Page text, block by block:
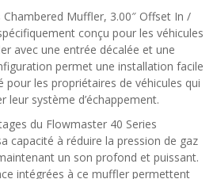
Muffler, 3.00″ Offset In /
conçu pour les véhicules
avec une entrée décalée et une
permet une installation facile
pour les propriétaires de véhicules qui
leur système d’échappement.
du Flowmaster 40 Series
capacité à réduire la pression de gaz
un son profond et puissant.
intégrées à ce muffler permettent